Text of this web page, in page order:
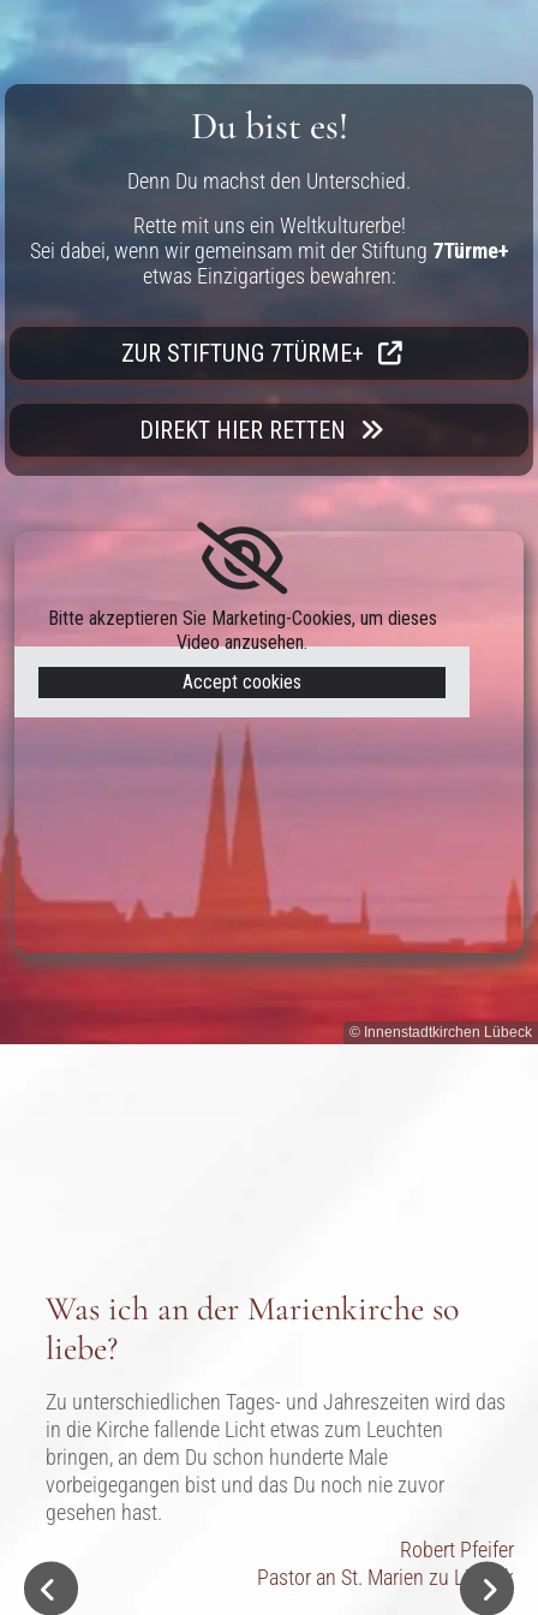
Du bist es!
Denn Du machst den Unterschied.
Rette mit uns ein Weltkulturerbe!
Sei dabei, wenn wir gemeinsam mit der Stiftung 7Türme+
etwas Einzigartiges bewahren:
ZUR STIFTUNG 7TÜRME+
DIREKT HIER RETTEN
Bitte akzeptieren Sie Marketing-Cookies, um dieses
Video anzusehen.
Accept cookies
© Innenstadtkirchen Lübeck
Was ich an der Marienkirche so
liebe?
Zu unterschiedlichen Tages- und Jahreszeiten wird das
in die Kirche fallende Licht etwas zum Leuchten
bringen, an dem Du schon hunderte Male
vorbeigegangen bist und das Du noch nie zuvor
gesehen hast.
Robert Pfeifer
Pastor an St. Marien zu Lübeck